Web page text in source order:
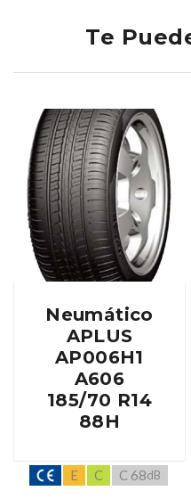
Te
Neumático
APLUS
AP006H1
A606
185/70 R14
88H
E C C 68dB